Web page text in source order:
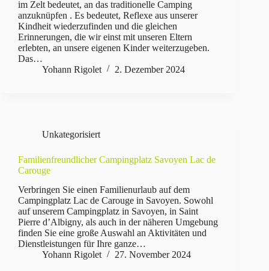
im Zelt bedeutet, an das traditionelle Camping
anzuknüpfen . Es bedeutet, Reflexe aus unserer
Kindheit wiederzufinden und die gleichen
Erinnerungen, die wir einst mit unseren Eltern
erlebten, an unsere eigenen Kinder weiterzugeben.
Das…
Yohann Rigolet
2. Dezember 2024
Unkategorisiert
Familienfreundlicher Campingplatz Savoyen Lac de
Carouge
Verbringen Sie einen Familienurlaub auf dem
Campingplatz Lac de Carouge in Savoyen. Sowohl
auf unserem Campingplatz in Savoyen, in Saint
Pierre d’Albigny, als auch in der näheren Umgebung
finden Sie eine große Auswahl an Aktivitäten und
Dienstleistungen für Ihre ganze…
Yohann Rigolet
27. November 2024